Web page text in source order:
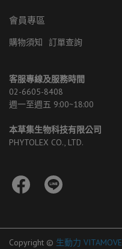
會員專區
購物須知 訂單查詢
客服專線及服務時間
02-6605-8408
週一至週五 9:00~18:00
本草集生物科技有限公司
PHYTOLEX CO., LTD.
Copyright © 生動力 VITAMOVE